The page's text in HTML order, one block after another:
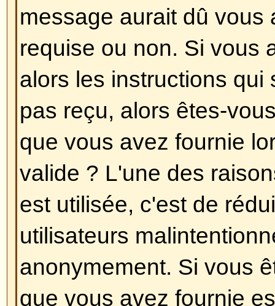
vous devriez changer vos
en choisissant le fuseau
Londres, Paris, New York,
que changer le fuseau horaire,
autres options peut uniquement
utilisateurs enregistrés. Donc, si
enregistré, c'est la bonne heure
pardonnez le jeu de mots !
Revenir en haut
J'ai changé le fuseau horaire
incorrecte !
Si vous êtes sûr d'avoir choisi